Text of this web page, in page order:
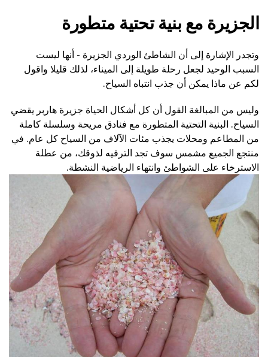
الجزيرة مع بنية تحتية متطورة
وتجدر الإشارة إلى أن الشاطئ الوردي الجزيرة - أنها ليست
السبب الوحيد لجعل رحلة طويلة إلى الميناء، لذلك قليلا واقول
لكم عن ماذا يمكن أن جذب انتباه السياح.
وليس من المبالغة القول أن كل أشكال الحياة جزيرة هاربر يقضي
السياح. البنية التحتية المتطورة مع فنادق مريحة وسلسلة كاملة
من المطاعم ومحلات يجذب مئات الآلاف من السياح كل عام. في
منتجع الجميع مشمس سوف تجد الترفيه لذوقك، من عطلة
الاسترخاء على الشواطئ وانتهاء الرياضية النشطة.